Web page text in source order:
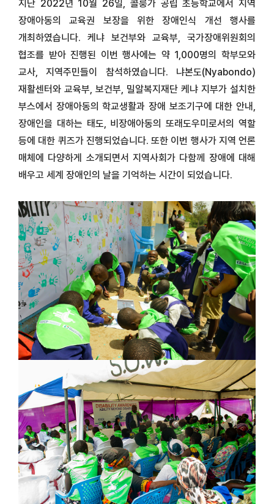
지난 2022년 10월 26일, 콜룽가 공립 초등학교에서 지역
장애아동의 교육권 보장을 위한 장애인식 개선 행사를
개최하였습니다. 케냐 보건부와 교육부, 국가장애위원회의
협조를 받아 진행된 이번 행사에는 약 1,000명의 학부모와
교사, 지역주민들이 참석하였습니다. 냐본도(Nyabondo)
재활센터와 교육부, 보건부, 밀알복지재단 케냐 지부가 설치한
부스에서 장애아동의 학교생활과 장애 보조기구에 대한 안내,
장애인을 대하는 태도, 비장애아동의 또래도우미로서의 역할
등에 대한 퀴즈가 진행되었습니다. 또한 이번 행사가 지역 언론
매체에 다양하게 소개되면서 지역사회가 다함께 장애에 대해
배우고 세계 장애인의 날을 기억하는 시간이 되었습니다.